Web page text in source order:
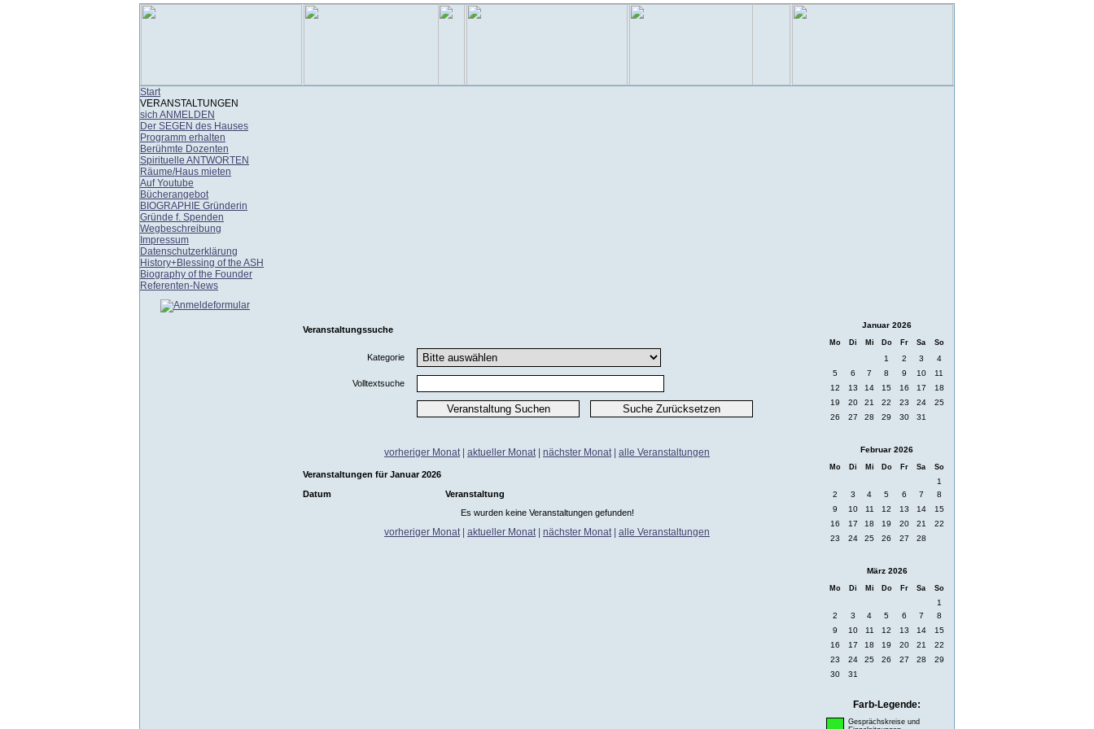
Start
VERANSTALTUNGEN
sich ANMELDEN
Der SEGEN des Hauses
Programm erhalten
Berühmte Dozenten
Spirituelle ANTWORTEN
Räume/Haus mieten
Auf Youtube
Bücherangebot
BIOGRAPHIE Gründerin
Gründe f. Spenden
Wegbeschreibung
Impressum
Datenschutzerklärung
History+Blessing of the ASH
Biography of the Founder
Referenten-News
Januar 2026
Mo Di Mi Do Fr Sa So
1 2 3
4
5
6 7 8 9 10
11
12
13 14 15 16 17
18
19
20 21 22 23 24
25
26
27 28 29 30 31
Februar 2026
Mo Di Mi Do Fr Sa So
1
2
3 4 5 6 7
8
9
10 11 12 13 14
15
16
17 18 19 20 21
22
23
24 25 26 27 28
März 2026
Mo Di Mi Do Fr Sa So
1
2
3 4 5 6 7
8
9
10 11 12 13 14
15
16
17 18 19 20 21
22
23
24 25 26 27 28
29
30
31
Farb-Legende:
Gesprächskreise und
Veranstaltungssuche
Kategorie
Volltextsuche
vorheriger Monat| aktueller Monat| nächster Monat| alle Veranstaltungen
Veranstaltungen für Januar 2026
Datum
Veranstaltung
Es wurden keine Veranstaltungen gefunden!
vorheriger Monat| aktueller Monat| nächster Monat| alle Veranstaltungen